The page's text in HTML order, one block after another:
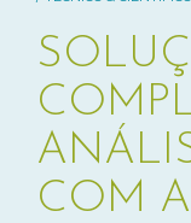
COM